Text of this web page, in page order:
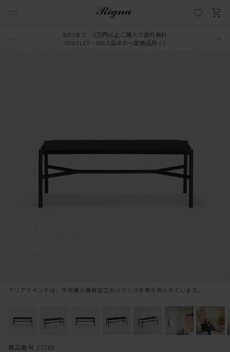
8/31まで 2万円以上ご購入で送料無料
（OUTLET・SALE品ほか一部商品除く）
アリアケベンチは、手作業と機械加工のバランスを考え作られています。
商品番号 27265